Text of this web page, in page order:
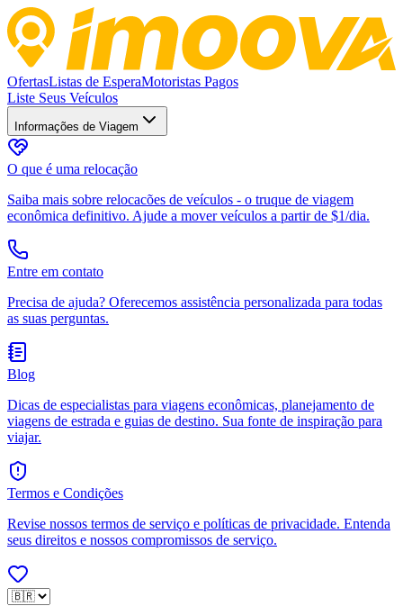
OfertasListas de EsperaMotoristas Pagos
Liste Seus Veículos
Informações de Viagem
O que é uma relocação
Saiba mais sobre relocacões de veículos - o truque de viagem
econômica definitivo. Ajude a mover veículos a partir de $1/dia.
Entre em contato
Precisa de ajuda? Oferecemos assistência personalizada para todas
as suas perguntas.
Blog
Dicas de especialistas para viagens econômicas, planejamento de
viagens de estrada e guias de destino. Sua fonte de inspiração para
viajar.
Termos e Condições
Revise nossos termos de serviço e políticas de privacidade. Entenda
seus direitos e nossos compromissos de serviço.